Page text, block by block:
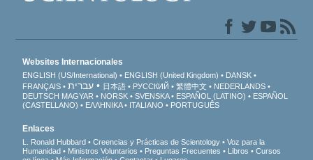
Websites Internacionales
ENGLISH (US/International) ENGLISH (United Kingdom)
DANSK
FRANÇAIS
עברית 日本語 РУССКИЙ 繁體中文
NEDERLANDS
DEUTSCH MAGYAR NORSK SVENSKA ESPAÑOL (LATINO)
ESPAÑOL
(CASTELLANO)
ΕΛΛΗΝΙΚA ITALIANO PORTUGUÊS
Enlaces
L. Ronald Hubbard Creencias y Prácticas de Scientology
Voz para la
Humanidad
Ministros Voluntarios Preguntas Frecuentes Libros
Cursos